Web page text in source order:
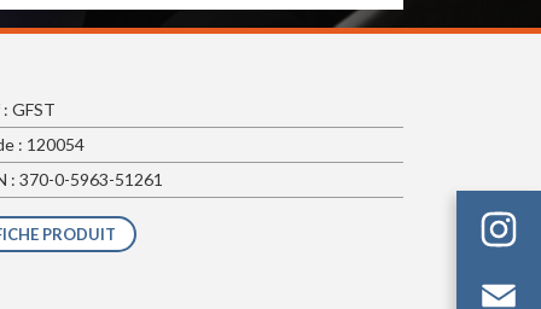
GFST
: 120054
: 370-0-5963-51261
PRODUIT